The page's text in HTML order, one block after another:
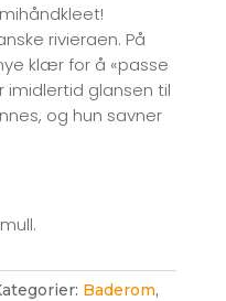
rivieraen. På
klær for å «passe
imidlertid glansen til
og hun savner
Baderom,